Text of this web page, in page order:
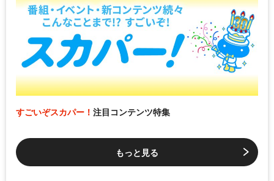
すごいぞスカパー！ 注目コンテンツ特集
もっと見る